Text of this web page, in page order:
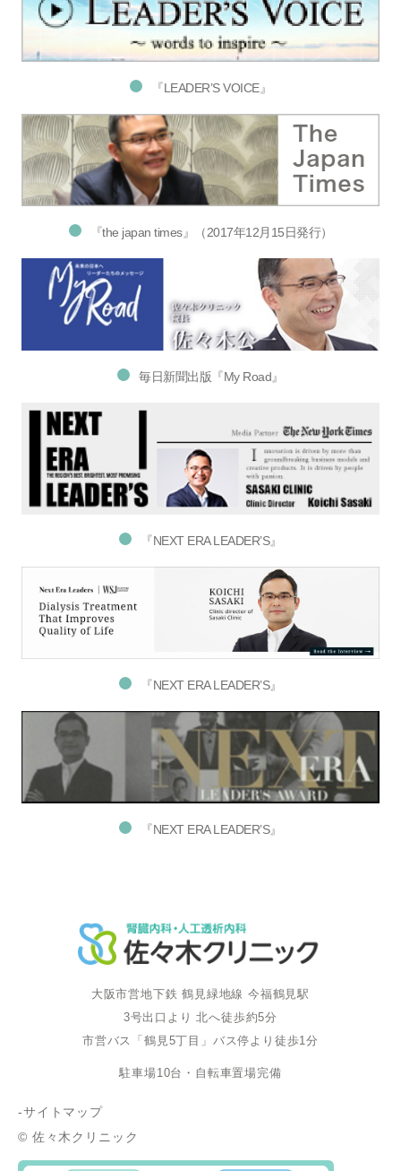
『LEADER’S VOICE』
『the japan times』（2017年12月15日発行）
毎日新聞出版『My Road』
『NEXT ERA LEADER’S』
『NEXT ERA LEADER’S』
『NEXT ERA LEADER’S』
大阪市営地下鉄 鶴見緑地線 今福鶴見駅
3号出口より 北へ徒歩約5分
市営バス「鶴見5丁目」バス停より徒歩1分
駐車場10台・自転車置場完備
-サイトマップ
© 佐々木クリニック